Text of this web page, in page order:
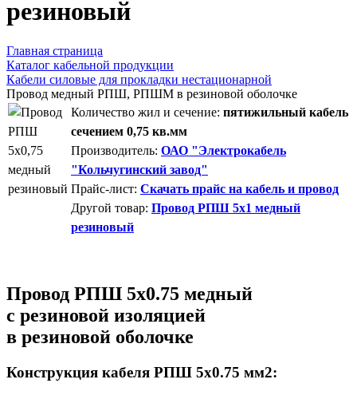
резиновый
Главная страница
Каталог кабельной продукции
Кабели силовые для прокладки нестационарной
Провод медный РПШ, РПШМ в резиновой оболочке
Количество жил и сечение: пятижильный кабель
сечением 0,75 кв.мм
Производитель: ОАО "Электрокабель
"Кольчугинский завод"
Прайс-лист: Скачать прайс на кабель и провод
Другой товар: Провод РПШ 5х1 медный
резиновый
Провод РПШ 5х0.75 медный
с резиновой изоляцией
в резиновой оболочке
Конструкция кабеля РПШ 5х0.75 мм2: